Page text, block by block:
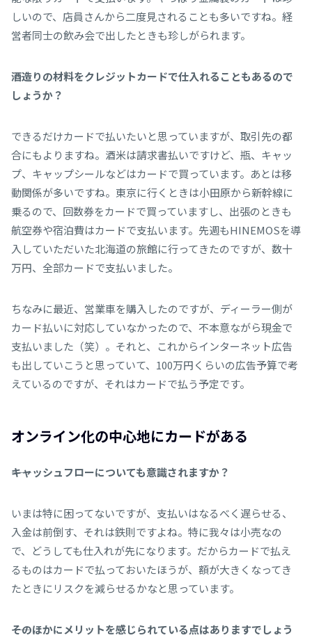
しいので、店員さんから二度見されることも多いですね。経
営者同士の飲み会で出したときも珍しがられます。
――酒造りの材料をクレジットカードで仕入れることもあるので
しょうか？
できるだけカードで払いたいと思っていますが、取引先の都
合にもよりますね。酒米は請求書払いですけど、瓶、キャッ
プ、キャップシールなどはカードで買っています。あとは移
動関係が多いですね。東京に行くときは小田原から新幹線に
乗るので、回数券をカードで買っていますし、出張のときも
航空券や宿泊費はカードで支払います。先週もHINEMOSを導
入していただいた北海道の旅館に行ってきたのですが、数十
万円、全部カードで支払いました。
ちなみに最近、営業車を購入したのですが、ディーラー側が
カード払いに対応していなかったので、不本意ながら現金で
支払いました（笑）。それと、これからインターネット広告
も出していこうと思っていて、100万円くらいの広告予算で考
えているのですが、それはカードで払う予定です。
オンライン化の中心地にカードがある
――キャッシュフローについても意識されますか？
いまは特に困ってないですが、支払いはなるべく遅らせる、
入金は前倒す、それは鉄則ですよね。特に我々は小売なの
で、どうしても仕入れが先になります。だからカードで払え
るものはカードで払っておいたほうが、額が大きくなってき
たときにリスクを減らせるかなと思っています。
――そのほかにメリットを感じられている点はありますでしょう